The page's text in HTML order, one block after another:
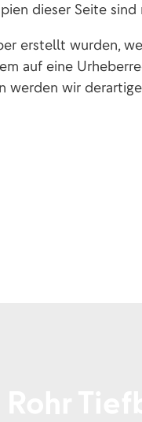
dieser Seite
erstellt wurden,
auf eine
werden wir